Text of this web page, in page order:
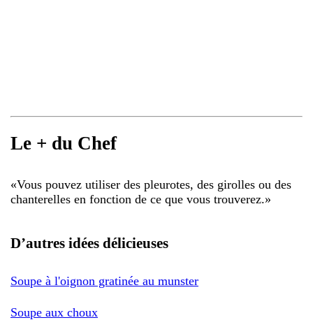
Le + du Chef
«Vous pouvez utiliser des pleurotes, des girolles ou des
chanterelles en fonction de ce que vous trouverez.»
D’autres idées délicieuses
Soupe à l'oignon gratinée au munster
Soupe aux choux